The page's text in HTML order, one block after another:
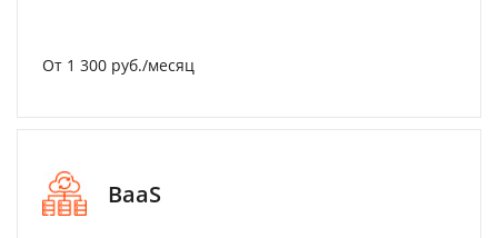
От 1 300 руб./месяц
BaaS